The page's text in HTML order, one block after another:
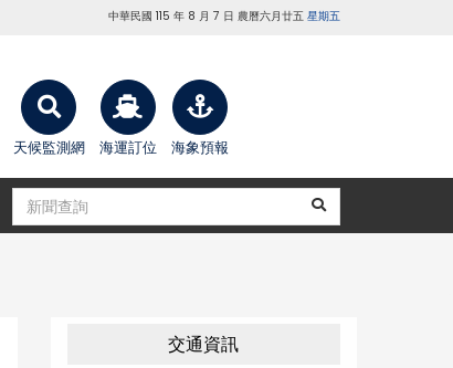
中華民國 115 年 8 月 7 日 農曆六月廿五 星期五
天候監測網 海運訂位 海象預報
交通資訊